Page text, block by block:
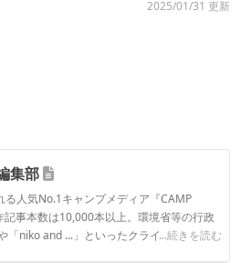
2025/01/31 更新
集部
る人気No.1キャンプメディア『CAMP
記事本数は10,000本以上。環境省等の行政
「niko and ...」といったクライアントとの
...続きを読む